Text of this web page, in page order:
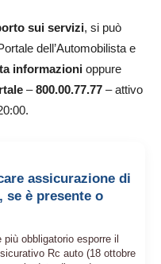
sui servizi, si può
dell’Automobilista e
informazioni oppure
–800.00.77.77 – attivo
assicurazione di
se è presente o
più obbligatorio esporre il
Rc auto (18 ottobre